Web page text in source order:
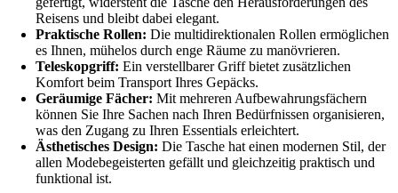
Reisens und bleibt dabei elegant.
Praktische Rollen: Die multidirektionalen Rollen ermöglichen
es Ihnen, mühelos durch enge Räume zu manövrieren.
Teleskopgriff: Ein verstellbarer Griff bietet zusätzlichen
Komfort beim Transport Ihres Gepäcks.
Geräumige Fächer: Mit mehreren Aufbewahrungsfächern
können Sie Ihre Sachen nach Ihren Bedürfnissen organisieren,
was den Zugang zu Ihren Essentials erleichtert.
Ästhetisches Design: Die Tasche hat einen modernen Stil, der
allen Modebegeisterten gefällt und gleichzeitig praktisch und
funktional ist.